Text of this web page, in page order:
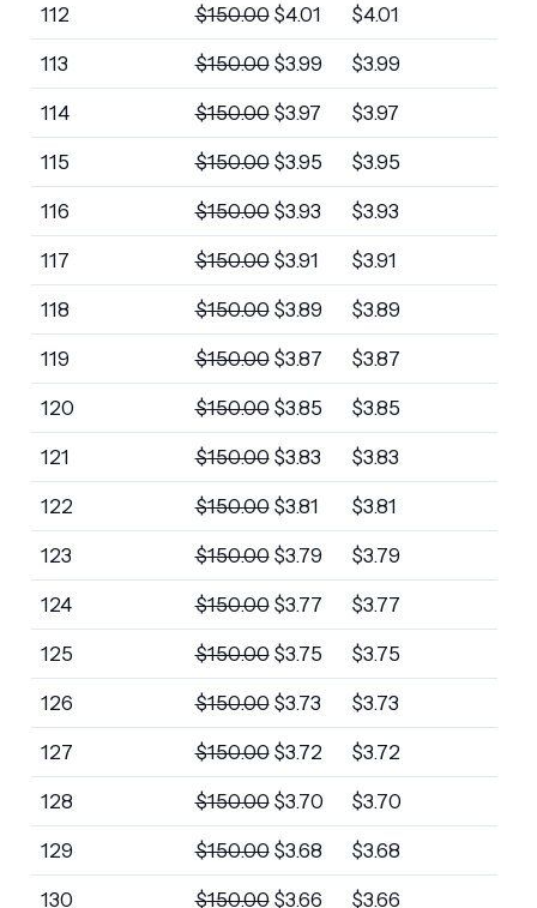
112 $150.00 $4.01 $4.01
113 $150.00 $3.99 $3.99
114 $150.00 $3.97 $3.97
115 $150.00 $3.95 $3.95
116 $150.00 $3.93 $3.93
117 $150.00 $3.91 $3.91
118 $150.00 $3.89 $3.89
119 $150.00 $3.87 $3.87
120 $150.00 $3.85 $3.85
121 $150.00 $3.83 $3.83
122 $150.00 $3.81 $3.81
123 $150.00 $3.79 $3.79
124 $150.00 $3.77 $3.77
125 $150.00 $3.75 $3.75
126 $150.00 $3.73 $3.73
127 $150.00 $3.72 $3.72
128 $150.00 $3.70 $3.70
129 $150.00 $3.68 $3.68
130 $150.00 $3.66 $3.66